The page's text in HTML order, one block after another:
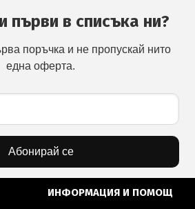
първи в списъка ни?
поръчка и не пропускай нито
една оферта.
Абонирай се
ИНФОРМАЦИЯ И ПОМОЩ